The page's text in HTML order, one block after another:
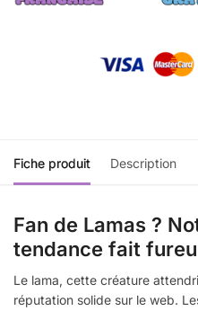
Fiche produit Description
Fan de Lamas ?
tendance fait
Le lama, cette créature
réputation solide sur le web.